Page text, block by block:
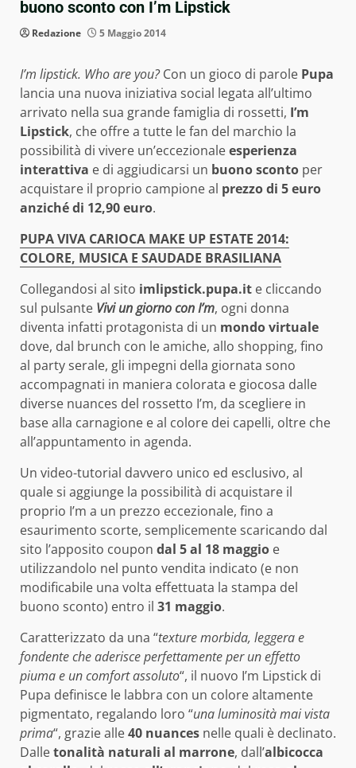
buono sconto con I’m Lipstick
Redazione 5 Maggio 2014
I’m lipstick. Who are you?Con un gioco di parole Pupa
lancia una nuova iniziativa social legata all’ultimo
arrivato nella sua grande famiglia di rossetti, I’m
Lipstick, che offre a tutte le fan del marchio la
possibilità di vivere un’eccezionaleesperienza
interattiva e di aggiudicarsi un buono sconto per
acquistare il proprio campione al prezzo di 5 euro
anziché di 12,90 euro.
PUPA VIVA CARIOCA MAKE UP ESTATE 2014:
COLORE, MUSICA E SAUDADE BRASILIANA
Collegandosi al sito imlipstick.pupa.it e cliccando
sul pulsante Vivi un giorno con I’m, ogni donna
diventa infatti protagonista di un mondo virtuale
dove, dal brunch con le amiche, allo shopping, fino
al party serale, gli impegni della giornata sono
accompagnati in maniera colorata e giocosa dalle
diverse nuances del rossetto I’m, da scegliere in
base alla carnagione e al colore dei capelli, oltre che
all’appuntamento in agenda.
Un video-tutorial davvero unico ed esclusivo, al
quale si aggiunge la possibilità di acquistare il
proprio I’m a un prezzo eccezionale, fino a
esaurimento scorte, semplicemente scaricando dal
sito l’apposito coupon dal 5 al 18 maggio e
utilizzandolo nel punto vendita indicato (e non
modificabile una volta effettuata la stampa del
buono sconto) entro il 31 maggio.
Caratterizzato da una “texture morbida, leggera e
fondente che aderisce perfettamente per un effetto
piuma e un comfort assoluto“, il nuovo I’m Lipstick di
Pupa definisce le labbra con un colore altamente
pigmentato, regalando loro “una luminosità mai vista
prima“, grazie alle40 nuances nelle quali è declinato.
Dalletonalità naturali al marrone, dall’albicocca